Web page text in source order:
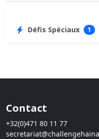
Défis Spéciaux 1
Contact
+32(0)471 80 11 77